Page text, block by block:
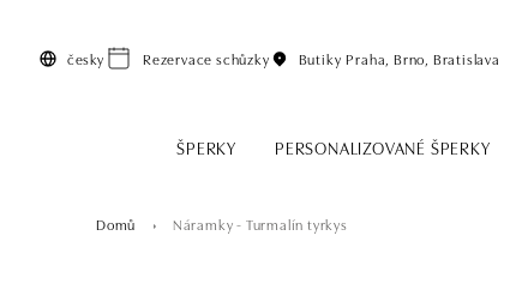
česky Rezervace schůzky Butiky Praha, Brno, Bratislava
ŠPERKY PERSONALIZOVANÉ ŠPERKY
Domů Náramky - Turmalín tyrkys